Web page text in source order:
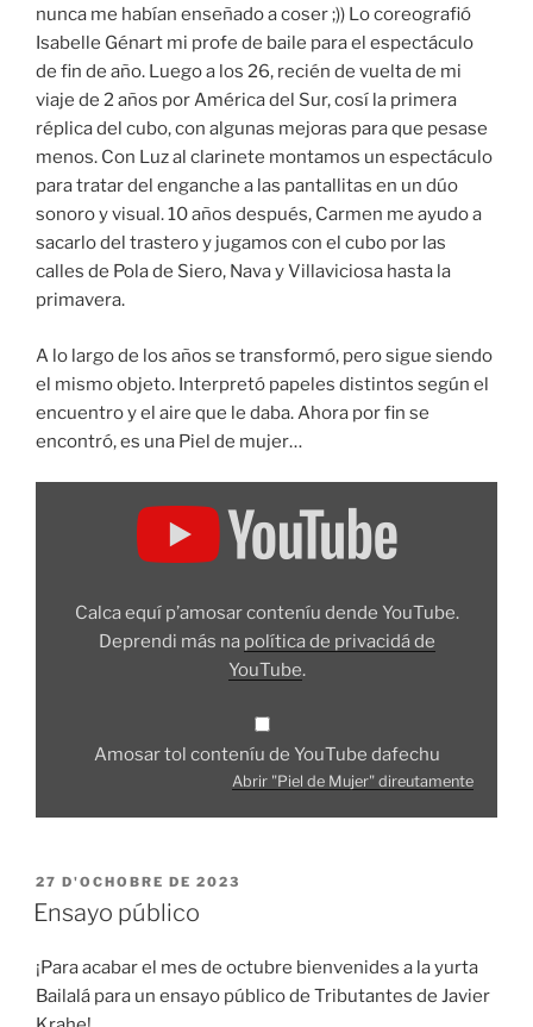
nunca me habían enseñado a coser ;)) Lo coreografió
Isabelle Génart mi profe de baile para el espectáculo
de fin de año. Luego a los 26, recién de vuelta de mi
viaje de 2 años por América del Sur, cosí la primera
réplica del cubo, con algunas mejoras para que pesase
menos. Con Luz al clarinete montamos un espectáculo
para tratar del enganche a las pantallitas en un dúo
sonoro y visual. 10 años después, Carmen me ayudo a
sacarlo del trastero y jugamos con el cubo por las
calles de Pola de Siero, Nava y Villaviciosa hasta la
primavera.
A lo largo de los años se transformó, pero sigue siendo
el mismo objeto. Interpretó papeles distintos según el
encuentro y el aire que le daba. Ahora por fin se
encontró, es una Piel de mujer…
Amosar
Calca equí p’amosar conteníu dende YouTube.
Deprendi más na política de privacidá de
YouTube.
Amosar tol conteníu de YouTube dafechu
Abrir "Piel de Mujer" direutamente
ESPUBLIZÁU
EN
27 D'OCHOBRE DE 2023
Ensayo público
¡Para acabar el mes de octubre bienvenides a la yurta
Bailalá para un ensayo público de Tributantes de Javier